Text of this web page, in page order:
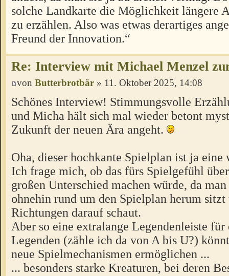
solche Landkarte die Möglichkeit längere
zu erzählen. Also was etwas derartiges
Freund der Innovation.“
Re: Interview mit Michael Menzel
von Butterbrotbär » 11. Oktober 2025, 14:08
Schönes Interview! Stimmungsvolle
und Micha hält sich mal wieder betont
Zukunft der neuen Ära angeht.
Oha, dieser hochkante Spielplan ist ja
Ich frage mich, ob das fürs Spielgefühl
großen Unterschied machen würde, da
ohnehin rund um den Spielplan herum
Richtungen darauf schaut.
Aber so eine extralange Legendenleiste für
Legenden (zähle ich da von A bis U?)
neue Spielmechanismen ermöglichen ...
... besonders starke Kreaturen, bei deren